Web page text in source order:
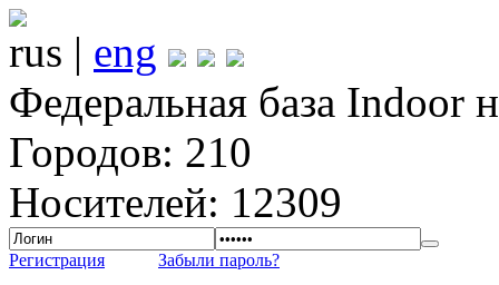
rus | eng
Федеральная база Indoor
Городов: 210
Носителей: 12309
Регистрация Забыли пароль?